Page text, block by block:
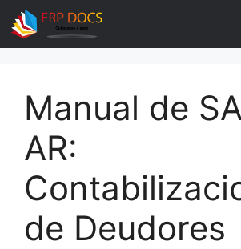
Skip
to
content
Manual de
AR:
de Deudores